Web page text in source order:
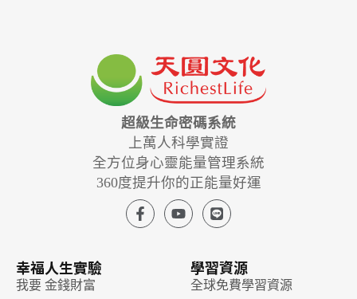
超級生命密碼系統
上萬人科學實證
全方位身心靈能量管理系統
360度提升你的正能量好運
幸福人生實驗
我要 金錢財富
學習資源
全球免費學習資源